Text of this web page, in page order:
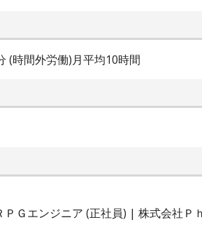
(時間外労働)月平均10時間
Ｇエンジニア (正社員) | 株式会社Ｐ